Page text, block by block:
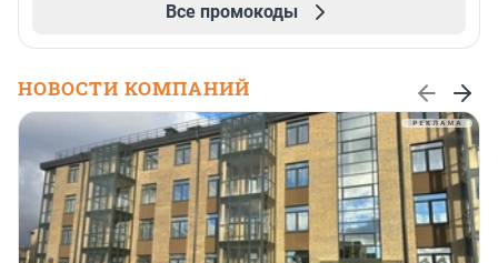
Все промокоды
НОВОСТИ КОМПАНИЙ